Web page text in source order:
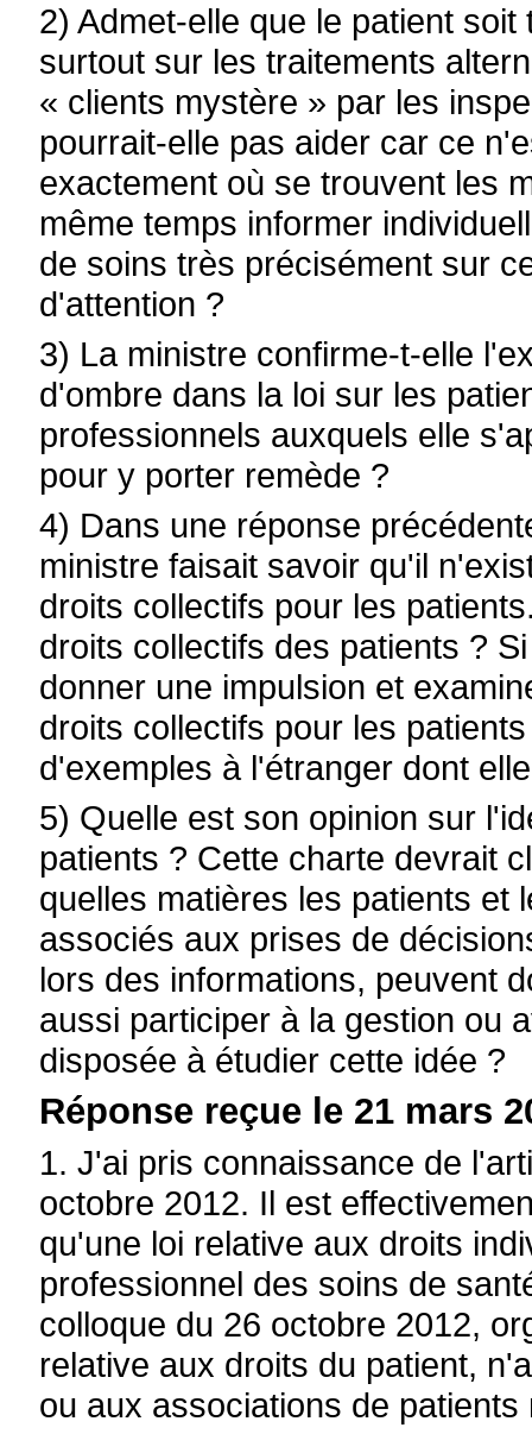
2) Admet-elle que le patient
surtout sur les traitements
« clients mystère » par les
pourrait-elle pas aider car ce
exactement où se trouvent les
même temps informer
de soins très précisément sur
d'attention ?
3) La ministre confirme-t-elle
d'ombre dans la loi sur les
professionnels auxquels elle
pour y porter remède ?
4) Dans une réponse
ministre faisait savoir qu'il
droits collectifs pour les
droits collectifs des patients ?
donner une impulsion et
droits collectifs pour les
d'exemples à l'étranger dont
5) Quelle est son opinion sur
patients ? Cette charte devrait
quelles matières les patients et
associés aux prises de
lors des informations, peuvent
aussi participer à la gestion ou
disposée à étudier cette idée ?
Réponse reçue le 21 mars
1. J'ai pris connaissance de
octobre 2012. Il est
qu'une loi relative aux droits
professionnel des soins de
colloque du 26 octobre 2012,
relative aux droits du patient,
ou aux associations de